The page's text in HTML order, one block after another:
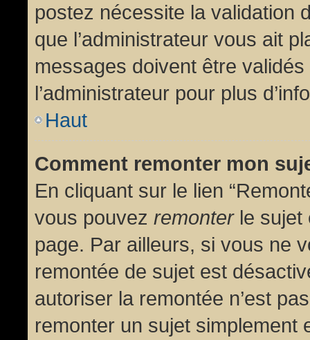
postez nécessite la validation
que l’administrateur vous ait
messages doivent être
l’administrateur pour plus
Haut
Comment remonter mon
En cliquant sur le lien
vous pouvez remonterle sujet
page. Par ailleurs, si vous ne
remontée de sujet est
autoriser la remontée n’est
remonter un sujet simplement